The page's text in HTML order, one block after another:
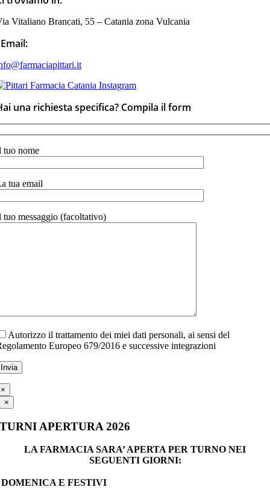
Vitaliano Brancati, 55 – Catania zona Vulcania
una richiesta specifica? Compila il form
tuo nome
tua email
tuo messaggio (facoltativo)
Autorizzo il trattamento dei miei dati personali, ai sensi del
Europeo 679/2016 e successive integrazioni
×
×
TURNI APERTURA 2026
LA FARMACIA SARA’ APERTA PER TURNO NEI
SEGUENTI GIORNI:
DOMENICA E FESTIVI